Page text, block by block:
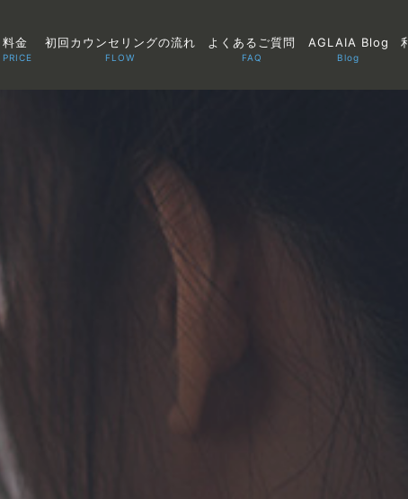
料金
PRICE
初回カウンセリングの流れ
FLOW
よくあるご質問
FAQ
AGLAIA Blog
Blog